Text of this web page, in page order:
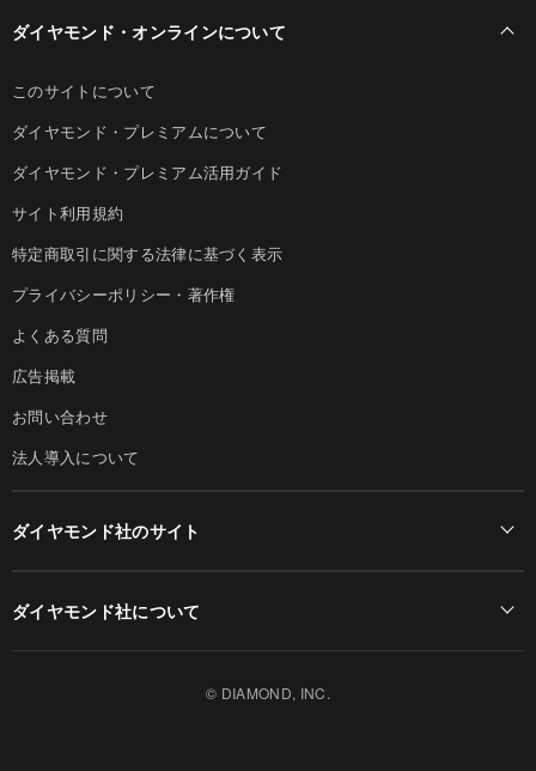
ダイヤモンド・オンラインについて
このサイトについて
ダイヤモンド・プレミアムについて
ダイヤモンド・プレミアム活用ガイド
サイト利用規約
特定商取引に関する法律に基づく表示
プライバシーポリシー・著作権
よくある質問
広告掲載
お問い合わせ
法人導入について
ダイヤモンド社のサイト
ダイヤモンド社について
© DIAMOND, INC.